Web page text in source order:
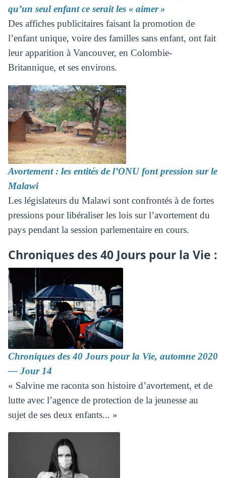
qu’un seul enfant ce serait les « aimer »
Des affiches publicitaires faisant la promotion de
l’enfant unique, voire des familles sans enfant, ont fait
leur apparition à Vancouver, en Colombie-
Britannique, et ses environs.
Avortement : les entités de l’ONU font pression sur le
Malawi
Les législateurs du Malawi sont confrontés à de fortes
pressions pour libéraliser les lois sur l’avortement du
pays pendant la session parlementaire en cours.
Chroniques des 40 Jours pour la Vie :
Chroniques des 40 Jours pour la Vie, automne 2020
― Jour 14
« Salvine me raconta son histoire d’avortement, et de
lutte avec l’agence de protection de la jeunesse au
sujet de ses deux enfants... »